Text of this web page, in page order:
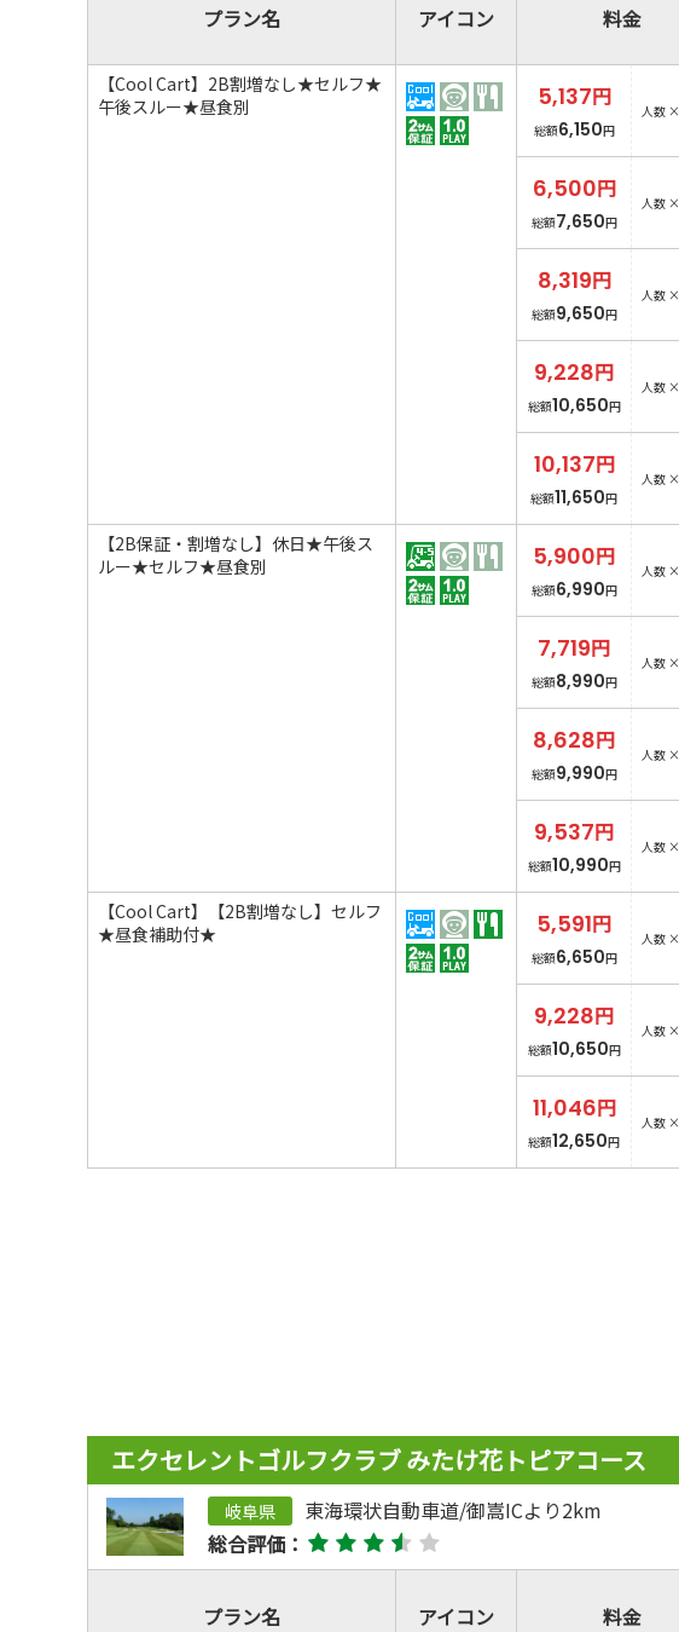
プラン名 アイコン 料金
【Cool Cart】2B割増なし★セルフ★
午後スルー★昼食別
5,137円
総額6,150円
人数 ×
6,500円
総額7,650円
人数 ×
8,319円
総額9,650円
人数 ×
9,228円
総額10,650円
人数 ×
10,137円
総額11,650円
人数 ×
【2B保証・割増なし】休日★午後ス
ルー★セルフ★昼食別
5,900円
総額6,990円
人数 ×
7,719円
総額8,990円
人数 ×
8,628円
総額9,990円
人数 ×
9,537円
総額10,990円
人数 ×
【Cool Cart】【2B割増なし】セルフ
★昼食補助付★
5,591円
総額6,650円
人数 ×
9,228円
総額10,650円
人数 ×
11,046円
総額12,650円
人数 ×
エクセレントゴルフクラブ みたけ花トピアコース
岐阜県
東海環状自動車道/御嵩ICより2km
総合評価：
プラン名 アイコン 料金